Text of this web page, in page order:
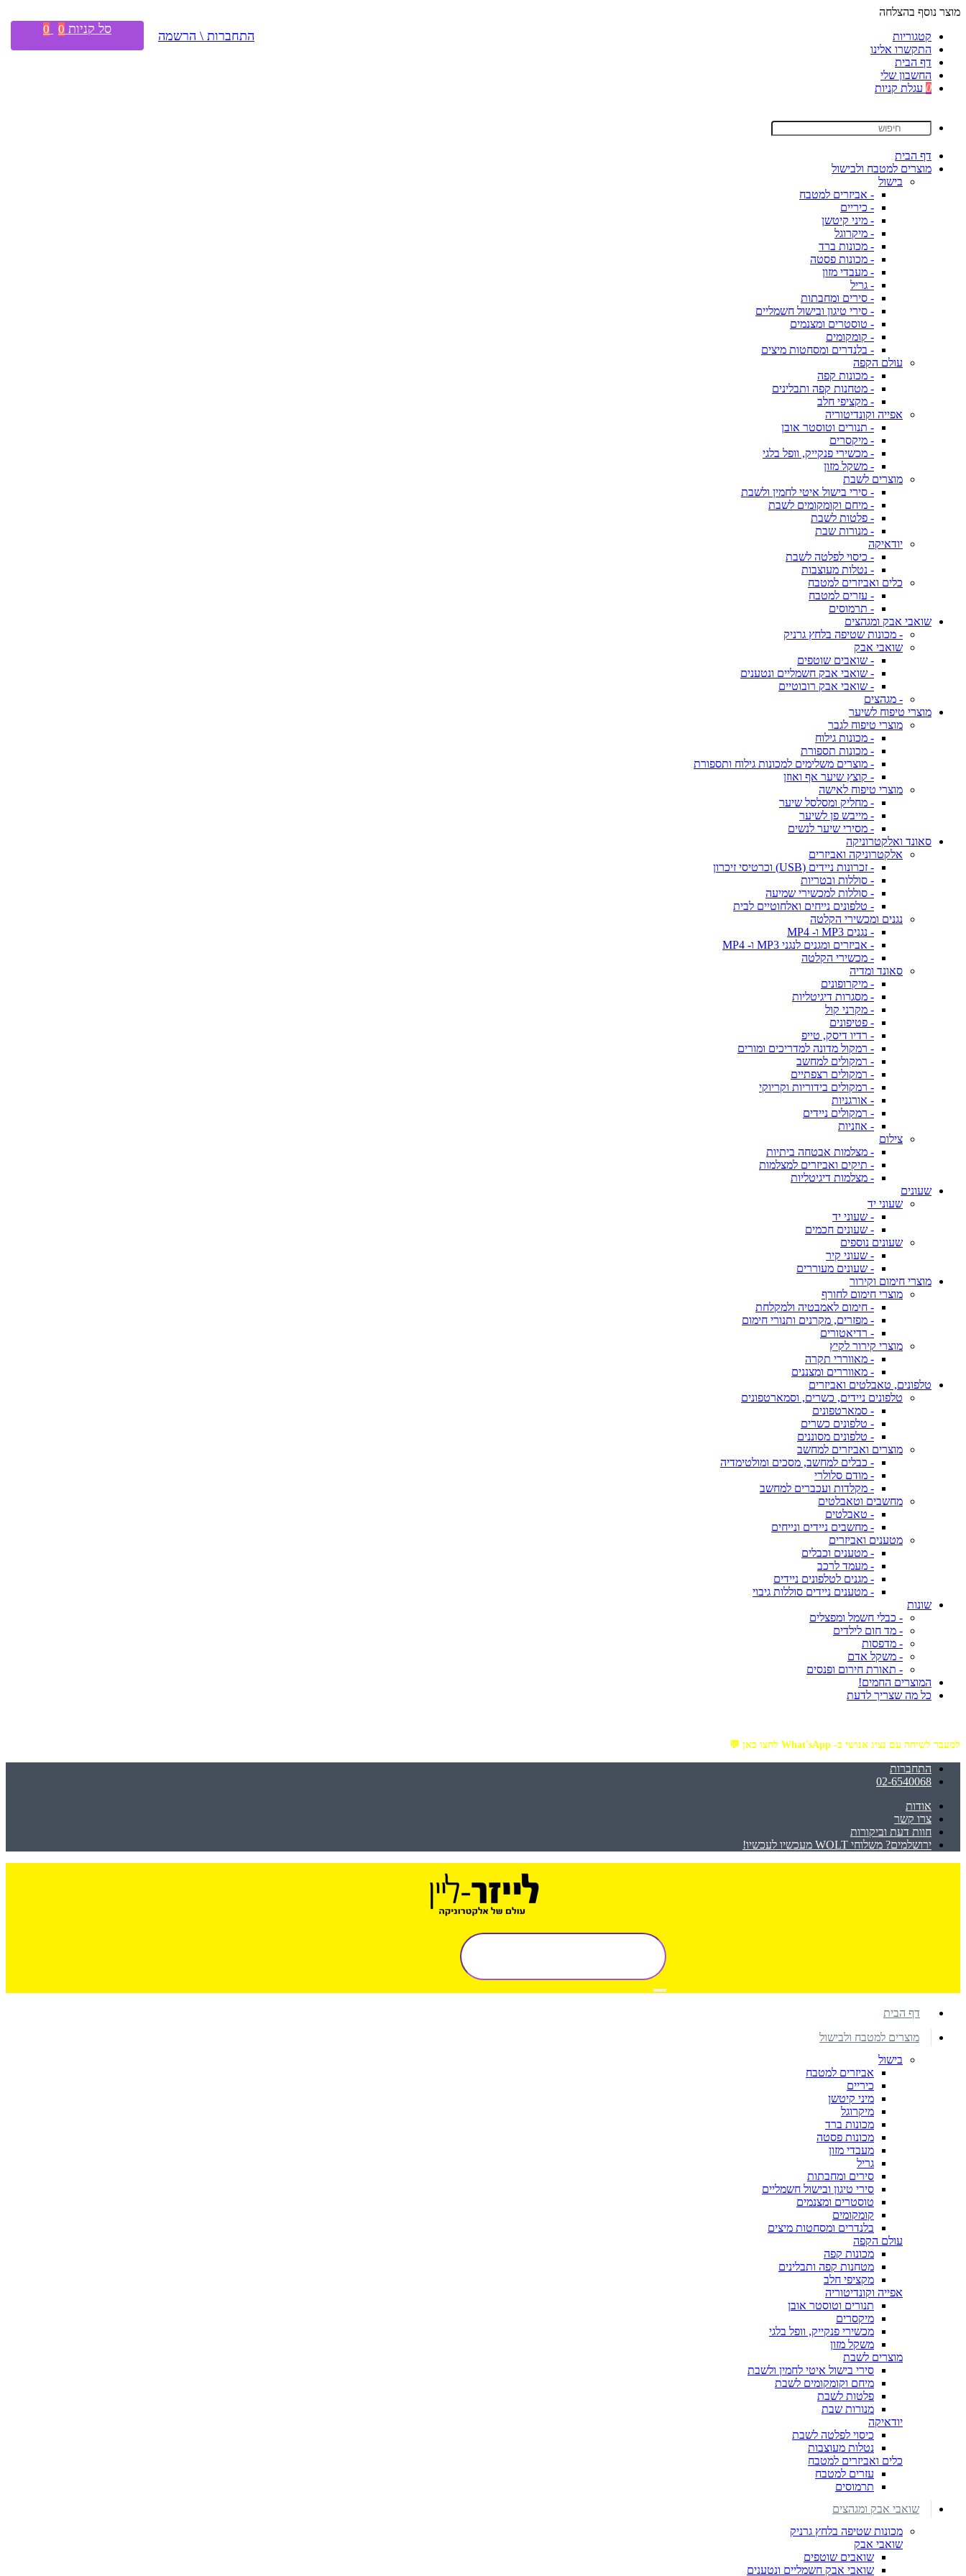
מוצר נוסף בהצלחה
קטגוריות
התקשרו אלינו
דף הבית
החשבון שלי
0 עגלת קניות
דף הבית
מוצרים למטבח ולבישול
בישול
- אביזרים למטבח
- כיריים
- מיני קיטשן
- מיקרוגל
- מכונות ברד
- מכונות פסטה
- מעבדי מזון
- גריל
- סירים ומחבתות
- סירי טיגון ובישול חשמליים
- טוסטרים ומצנמים
- קומקומים
- בלנדרים ומסחטות מיצים
עולם הקפה
- מכונות קפה
- מטחנות קפה ותבלינים
- מקציפי חלב
אפייה וקונדיטוריה
- תנורים וטוסטר אובן
- מיקסרים
- מכשירי פנקייק, וופל בלגי
- משקל מזון
מוצרים לשבת
- סירי בישול איטי לחמין ולשבת
- מיחם וקומקומים לשבת
- פלטות לשבת
- מנורות שבת
יודאיקה
- כיסוי לפלטה לשבת
- נטלות מעוצבות
כלים ואביזרים למטבח
- עזרים למטבח
- תרמוסים
שואבי אבק ומגהצים
- מכונות שטיפה בלחץ גרניק
שואבי אבק
- שואבים שוטפים
- שואבי אבק חשמליים ונטענים
- שואבי אבק רובוטיים
- מגהצים
מוצרי טיפוח לשיער
מוצרי טיפוח לגבר
- מכונות גילוח
- מכונות תספורת
- מוצרים משלימים למכונות גילוח ותספורת
- קוצץ שיער אף ואוזן
מוצרי טיפוח לאישה
- מחליק ומסלסל שיער
- מייבש פן לשיער
- מסירי שיער לנשים
סאונד ואלקטרוניקה
אלקטרוניקה ואביזרים
- זכרונות ניידים (USB) וכרטיסי זיכרון
- סוללות ובטריות
- סוללות למכשירי שמיעה
- טלפונים נייחים ואלחוטיים לבית
נגנים ומכשירי הקלטה
- נגנים MP3 ו- MP4
- אביזרים ומגנים לנגני MP3 ו- MP4
- מכשירי הקלטה
סאונד ומדיה
- מיקרופונים
- מסגרות דיגיטליות
- מקרני קול
- פטיפונים
- רדיו דיסק, טייפ
- רמקול מדונה למדריכים ומורים
- רמקולים למחשב
- רמקולים רצפתיים
- רמקולים בידוריות וקריוקי
- אורגניות
- רמקולים ניידים
- אוזניות
צילום
- מצלמות אבטחה ביתיות
- תיקים ואביזרים למצלמות
- מצלמות דיגיטליות
שעונים
שעוני יד
- שעוני יד
- שעונים חכמים
שעונים נוספים
- שעוני קיר
- שעונים מעוררים
מוצרי חימום וקירור
מוצרי חימום לחורף
- חימום לאמבטיה ולמקלחת
- מפזרים, מקרנים ותנורי חימום
- רדיאטורים
מוצרי קירור לקיץ
- מאווררי תקרה
- מאווררים ומצננים
טלפונים, טאבלטים ואביזרים
טלפונים ניידים, כשרים, וסמארטפונים
- סמארטפונים
- טלפונים כשרים
- טלפונים מסוננים
מוצרים ואביזרים למחשב
- כבלים למחשב, מסכים ומולטימדיה
- מודם סלולרי
- מקלדות ועכברים למחשב
מחשבים וטאבלטים
- טאבלטים
- מחשבים ניידים ונייחים
מטענים ואביזרים
- מטענים וכבלים
- מעמד לרכב
- מגנים לטלפונים ניידים
- מטענים ניידים סוללות גיבוי
שונות
- כבלי חשמל ומפצלים
- מד חום לילדים
- מדפסות
- משקל אדם
- תאורת חירום ופנסים
המוצרים החמים!
כל מה שצריך לדעת
למעבר לשיחה עם נציג אנושי ב- What'sApp לחצו כאן 💬
התחברות
02-6540068
אודות
צרו קשר
חוות דעת וביקורות
ירושלמים? משלוחי WOLT מעכשיו לעכשיו!
התחברות \ הרשמה סל קניות 0
0
דף הבית
מוצרים למטבח ולבישול
בישול
אביזרים למטבח
כיריים
מיני קיטשן
מיקרוגל
מכונות ברד
מכונות פסטה
מעבדי מזון
גריל
סירים ומחבתות
סירי טיגון ובישול חשמליים
טוסטרים ומצנמים
קומקומים
בלנדרים ומסחטות מיצים
עולם הקפה
מכונות קפה
מטחנות קפה ותבלינים
מקציפי חלב
אפייה וקונדיטוריה
תנורים וטוסטר אובן
מיקסרים
מכשירי פנקייק, וופל בלגי
משקל מזון
מוצרים לשבת
סירי בישול איטי לחמין ולשבת
מיחם וקומקומים לשבת
פלטות לשבת
מנורות שבת
יודאיקה
כיסוי לפלטה לשבת
נטלות מעוצבות
כלים ואביזרים למטבח
עזרים למטבח
תרמוסים
שואבי אבק ומגהצים
מכונות שטיפה בלחץ גרניק
שואבי אבק
שואבים שוטפים
שואבי אבק חשמליים ונטענים